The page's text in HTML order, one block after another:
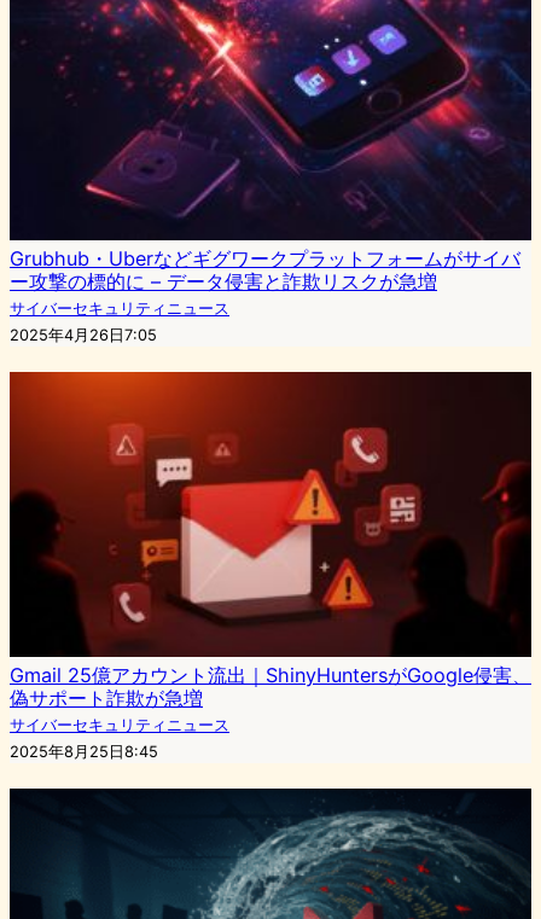
Grubhub・Uberなどギグワークプラットフォームがサイバ
ー攻撃の標的に – データ侵害と詐欺リスクが急増
サイバーセキュリティニュース
2025年4月26日7:05
Gmail 25億アカウント流出｜ShinyHuntersがGoogle侵害、
偽サポート詐欺が急増
サイバーセキュリティニュース
2025年8月25日8:45